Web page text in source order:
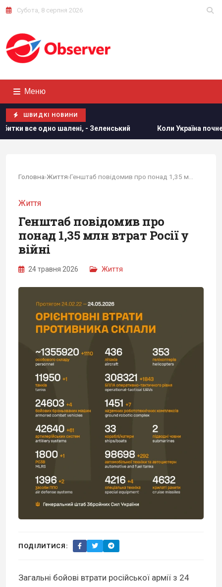
Субота, 8 серпня 2026
Меню
ШВИДКІ НОВИНИ
- Зеленський Коли Україна почне виробництво ракет
Головна›Життя›
Життя
Генштаб повідомив про
понад 1,35 млн втрат Росії у
війні
24 травня 2026 Життя
ПОДІЛИТИСЯ:
Загальні бойові втрати російської армії з 24